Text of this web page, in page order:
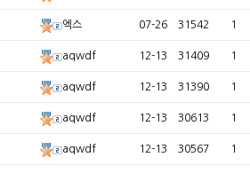
엑스 07-26 31542 1
aqwdf 12-13 31409 1
aqwdf 12-13 31390 1
aqwdf 12-13 30613 1
aqwdf 12-13 30567 1